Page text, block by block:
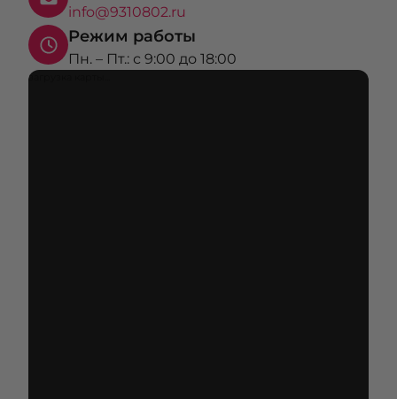
info@9310802.ru
Режим работы
Пн. – Пт.: с 9:00 до 18:00
загрузка карты...